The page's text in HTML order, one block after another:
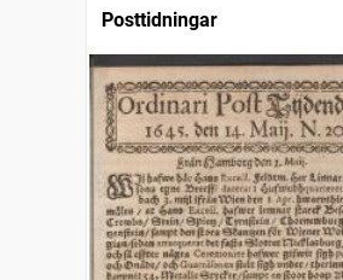
Posttidningar